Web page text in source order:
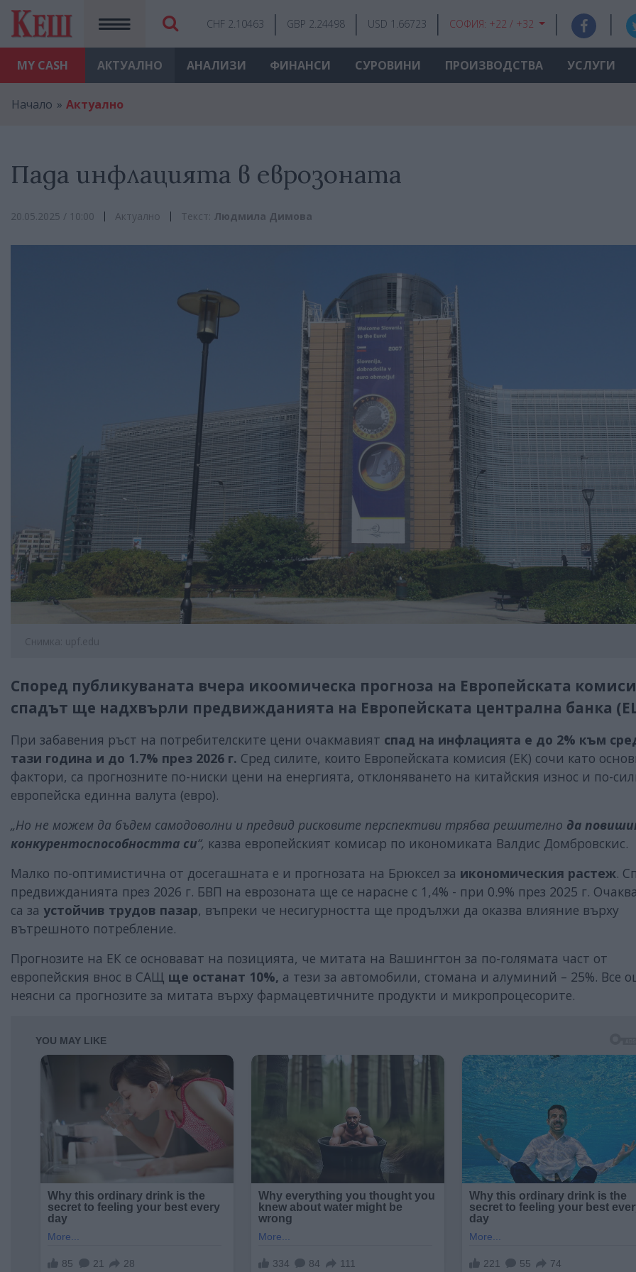
MY CASH
CHF 2.10463 GBP 2.24498 USD 1.66723 СОФИЯ: +22 / +32
АКТУАЛНО АНАЛИЗИ ФИНАНСИ СУРОВИНИ ПРОИЗВОДСТВА УСЛУГИ
Начало Актуално
Пада инфлацията в еврозоната
20.05.2025 / 10:00 Актуално Текст: Людмила Димова
Снимка: upf.edu
Според публикуваната вчера икоомическа прогноза на Европейската
спадът ще надхвърли предвижданията на Европейската централна банка
При забавения ръст на потребителските цени очакмавият спад на инфлацията е до 2% към
тази година и до 1.7% през 2026 г. Сред силите, които Европейската комисия (ЕК) сочи като
фактори, са прогнозните по-ниски цени на енергията, отклоняването на китайския износ и по-
европейска единна валута (евро).
„Но не можем да бъдем самодоволни и предвид рисковите перспективи трябва решително да
конкурентоспособността си“, казва европейският комисар по икономиката Валдис Домбровскис.
Малко по-оптимистична от досегашната е и прогнозата на Брюксел за икономическия растеж.
предвижданията през 2026 г. БВП на еврозоната ще се нарасне с 1,4% - при 0.9% през 2025 г.
са за устойчив трудов пазар, въпреки че несигурността ще продължи да оказва влияние върху
вътрешното потребление.
Прогнозите на ЕК се основават на позицията, че митата на Вашингтон за по-голямата част от
европейския внос в САЩ ще останат 10%, а тези за автомобили, стомана и алуминий – 25%. Все
неясни са прогнозите за митата върху фармацевтичните продукти и микропроцесорите.